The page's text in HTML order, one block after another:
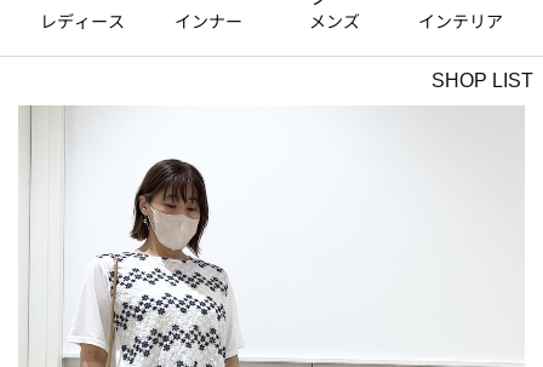
レディース インナー メンズ インテリア
SHOP LIST